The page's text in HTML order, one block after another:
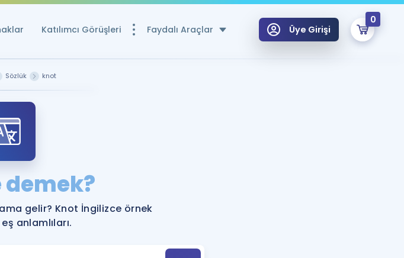
Katılımcı Görüşleri Faydalı Araçlar
YDS ve YÖKDİL Puan Hesaplama Aracı
Rehberlik Aracı
YDS ve YÖKDİL'e Hazırlananlar için Öneriler
Tüm ÖSYM Sınavları Tek Takvimde
Üye Girişi
0
Sözlük knot
demek?
gelir? Knot İngilizce örnek
anlamlıları.